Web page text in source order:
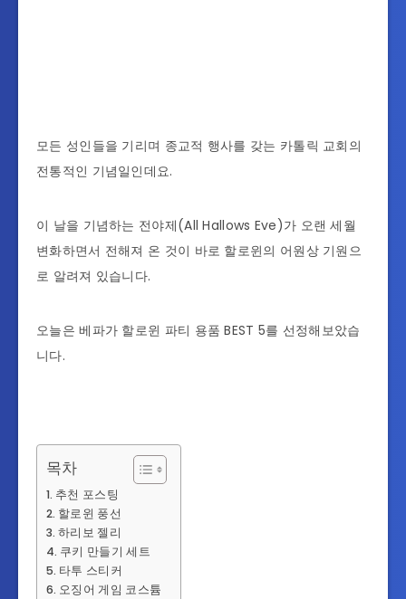
모든 성인들을 기리며 종교적 행사를 갖는 카톨릭 교회의
전통적인 기념일인데요.
이 날을 기념하는 전야제(All Hallows Eve)가 오랜 세월
변화하면서 전해져 온 것이 바로 할로윈의 어원상 기원으
로 알려져 있습니다.
오늘은 베파가 할로윈 파티 용품 BEST 5를 선정해보았습
니다.
목차
추천 포스팅
할로윈 풍선
하리보 젤리
쿠키 만들기 세트
타투 스티커
오징어 게임 코스튬